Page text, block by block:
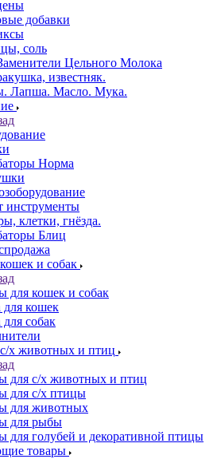
добавки
соль
Цельного Молока
известняк.
Лапша. Масло. Мука.
Норма
инструменты
клетки, гнёзда.
Блиц
и собак
для кошек и собак
для кошек
собак
х животных и птиц
для с/х животных и птиц
для с/х птицы
для животных
для рыбы
для голубей и декоративной птицы
товары